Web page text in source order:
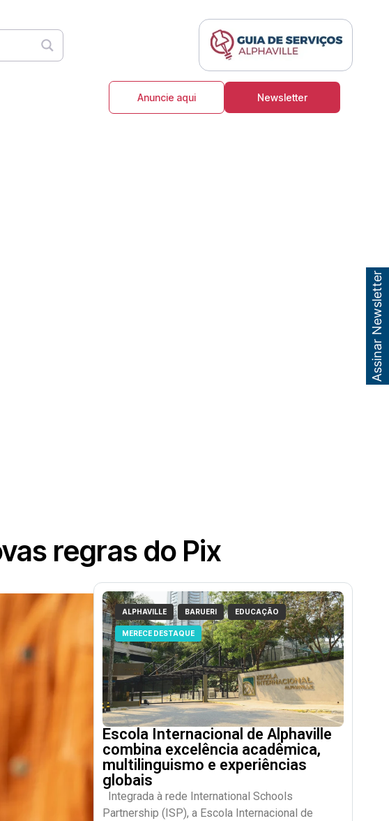
Anuncie aqui Newsletter
regras do Pix
ALPHAVILLE BARUERI EDUCAÇÃO
MERECE DESTAQUE
Escola Internacional de Alphaville
combina excelência acadêmica,
multilinguismo e experiências
globais
Integrada à rede International Schools
Partnership (ISP), a Escola Internacional de
Assinar Newsletter